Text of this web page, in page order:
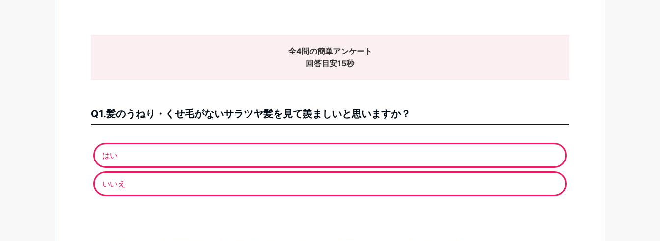
全4問の簡単アンケート
回答目安15秒
Q1.髪のうねり・くせ毛がないサラツヤ髪を見て羨ましいと思いますか？
はい
いいえ